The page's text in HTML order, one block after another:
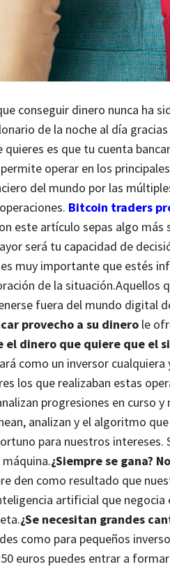
conseguir dinero nunca ha
de la noche al día
es que tu cuenta
operar en los
del mundo por las
Bitcoin traders
este artículo sepas algo más
será tu capacidad de
muy importante que estés
de la situación.Aquellos
fuera del mundo digital
provecho a su dinero le
el dinero que quiere que el
como un inversor
los que realizaban estas
progresiones en curso
analizan y el algoritmo
para nuestros intereses.
¿Siempre se gana?
den como resultado que
artificial que
¿Se necesitan grandes
como para pequeños
euros puedes entrar a